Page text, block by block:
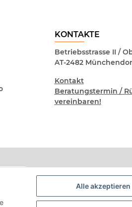
Alle akzeptieren
KONTAKTE
Betriebsstrasse II /
AT-2482
Kontakt
Beratungstermin /
vereinbaren!